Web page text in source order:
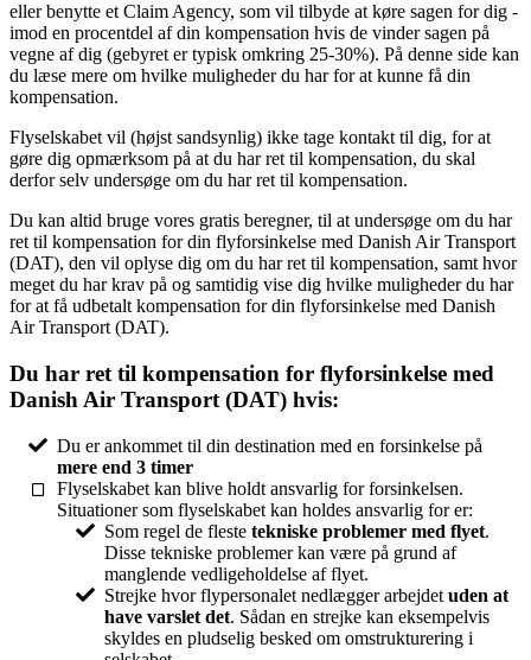
eller benytte et Claim Agency, som vil tilbyde at køre sagen for dig -
imod en procentdel af din kompensation hvis de vinder sagen på
vegne af dig (gebyret er typisk omkring 25-30%). På denne side kan
du læse mere om hvilke muligheder du har for at kunne få din
kompensation.
Flyselskabet vil (højst sandsynlig) ikke tage kontakt til dig, for at
gøre dig opmærksom på at du har ret til kompensation, du skal
derfor selv undersøge om du har ret til kompensation.
Du kan altid bruge vores gratis beregner, til at undersøge om du har
ret til kompensation for din flyforsinkelse med Danish Air Transport
(DAT), den vil oplyse dig om du har ret til kompensation, samt hvor
meget du har krav på og samtidig vise dig hvilke muligheder du har
for at få udbetalt kompensation for din flyforsinkelse med Danish
Air Transport (DAT).
Du har ret til kompensation for flyforsinkelse med
Danish Air Transport (DAT) hvis:
Du er ankommet til din destination med en forsinkelse på
mere end 3 timer
Flyselskabet kan blive holdt ansvarlig for forsinkelsen.
Situationer som flyselskabet kan holdes ansvarlig for er:
Som regel de fleste tekniske problemer med flyet.
Disse tekniske problemer kan være på grund af
manglende vedligeholdelse af flyet.
Strejke hvor flypersonalet nedlægger arbejdet uden at
have varslet det. Sådan en strejke kan eksempelvis
skyldes en pludselig besked om omstrukturering i